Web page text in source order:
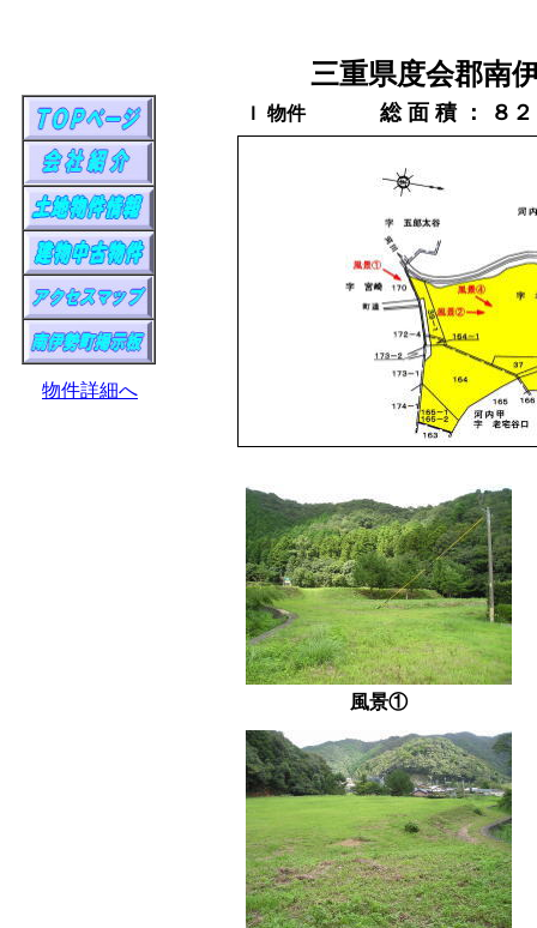
物件詳細へ
三重県度会郡南
Ｉ 物件 総 面 積 ： ８
風景①